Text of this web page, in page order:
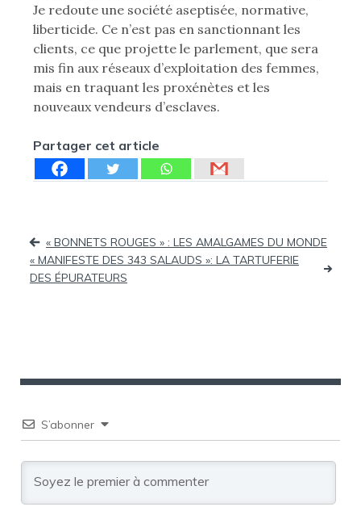
Je redoute une société aseptisée, normative,
liberticide. Ce n’est pas en sanctionnant les
clients, ce que projette le parlement, que sera
mis fin aux réseaux d’exploitation des femmes,
mais en traquant les proxénètes et les
nouveaux vendeurs d’esclaves.
Partager cet article
Navigation
de
« BONNETS ROUGES » : LES AMALGAMES DU MONDE
« MANIFESTE DES 343 SALAUDS »: LA TARTUFERIE
DES ÉPURATEURS
S’abonner